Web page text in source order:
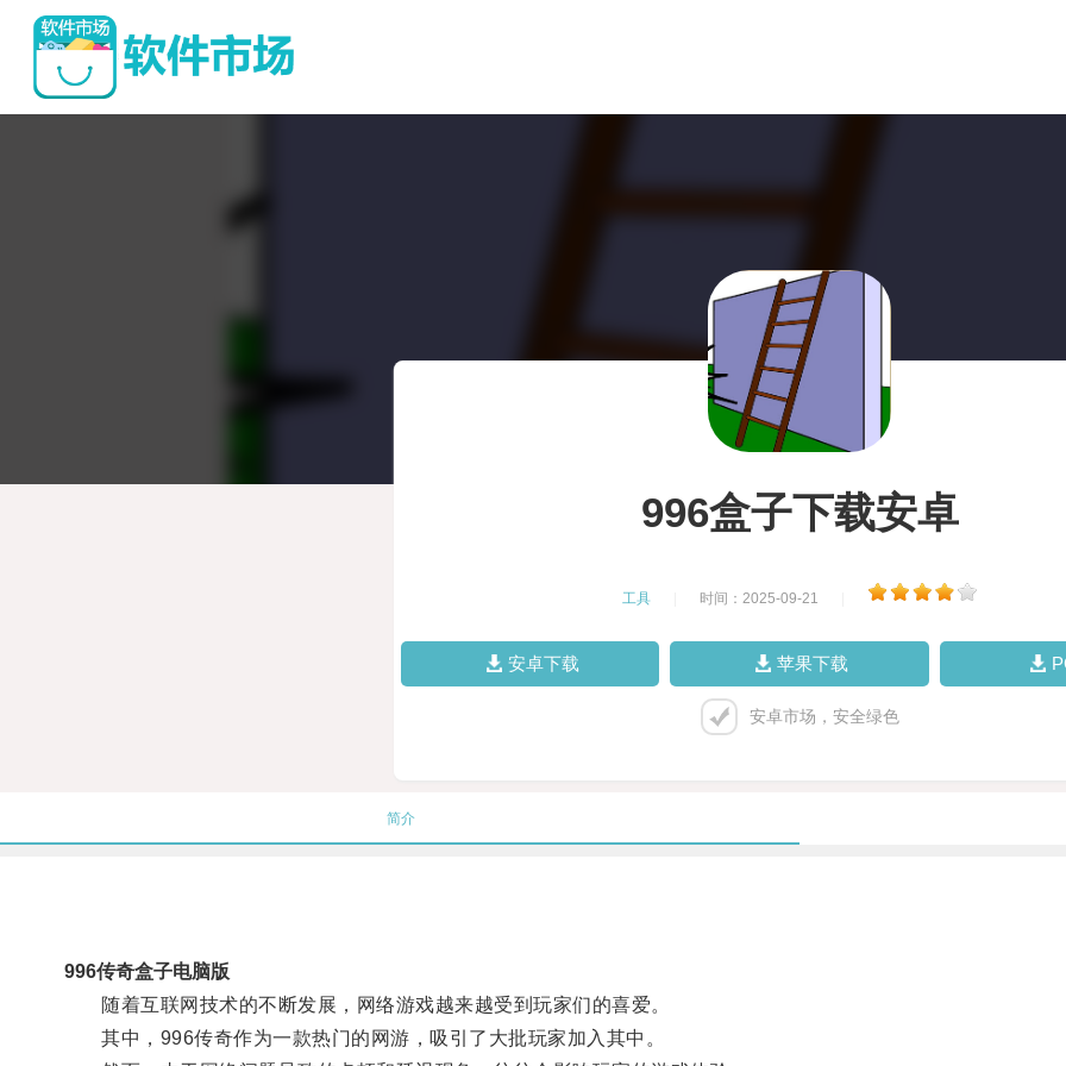
996盒子下载安卓
工具 时间：2025-09-21
安卓下载 苹果下载
安卓市场，安全绿色
简介
996传奇盒子电脑版
随着互联网技术的不断发展，网络游戏越来越受到玩家们的喜爱。
其中，996传奇作为一款热门的网游，吸引了大批玩家加入其中。